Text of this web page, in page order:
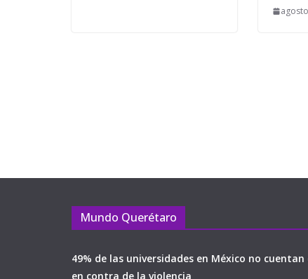
Mundo Querétaro
49% de las universidades en México no
en contra de la violencia